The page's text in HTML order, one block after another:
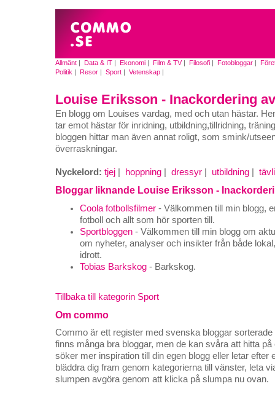
Allmänt | Data & IT | Ekonomi | Film & TV| Filosofi | Fotobloggar |
Politik | Resor | Sport | Vetenskap |
Louise Eriksson - Inackordering
En blogg om Louises vardag, med och utan hästar.
tar emot hästar för inridning, utbildning,tillridning,
bloggen hittar man även annat roligt, som smink/
överraskningar.
Nyckelord: tjej hoppning dressyr utbildning
Bloggar liknande Louise Eriksson -
Coola fotbollsfilmer - Välkommen till min blogg,
fotboll och allt som hör sporten till.
Sportbloggen - Välkommen till min blogg om
om nyheter, analyser och insikter från både
idrott.
Tobias Barkskog - Barkskog.
Tillbaka till kategorin Sport
Om commo
Commo är ett register med svenska bloggar sorterade
finns många bra bloggar, men de kan svåra att hitta
söker mer inspiration till din egen blogg eller letar efter
bläddra dig fram genom kategorierna till vänster, leta
slumpen avgöra genom att klicka på slumpa nu ovan.